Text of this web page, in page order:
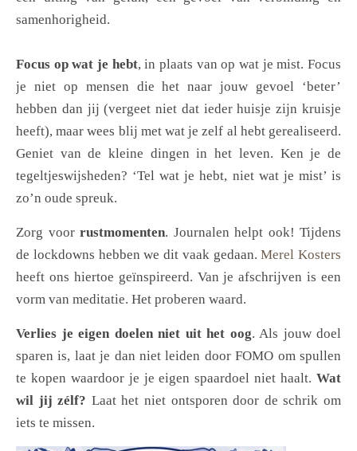
samenhorigheid.
Focus op wat je hebt, in plaats van op wat je mist. Focus
je niet op mensen die het naar jouw gevoel ‘beter’
hebben dan jij (vergeet niet dat ieder huisje zijn kruisje
heeft), maar wees blij met wat je zelf al hebt gerealiseerd.
Geniet van de kleine dingen in het leven. Ken je de
tegeltjeswijsheden? ‘Tel wat je hebt, niet wat je mist’ is
zo’n oude spreuk.
Zorg voor rustmomenten. Journalen helpt ook! Tijdens
de lockdowns hebben we dit vaak gedaan.Merel Kosters
heeft ons hiertoe geïnspireerd. Van je afschrijven is een
vorm van meditatie. Het proberen waard.
Verlies je eigen doelen niet uit het oog. Als jouw doel
sparen is, laat je dan niet leiden door FOMO om spullen
te kopen waardoor je je eigen spaardoel niet haalt. Wat
wil jij zélf? Laat het niet ontsporen door de schrik om
iets te missen.